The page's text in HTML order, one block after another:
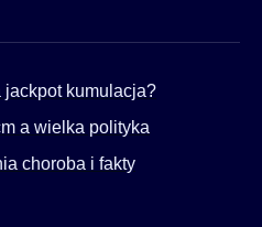
jackpot kumulacja?
a wielka polityka
choroba i fakty